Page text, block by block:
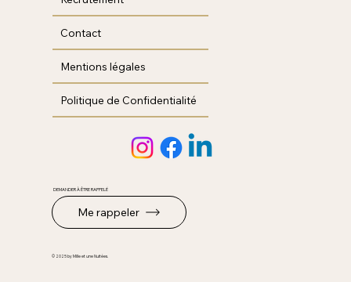
Contact
Mentions légales
Politique de Confidentialité
DEMANDER À ÊTRE RAPPELÉ
Me rappeler
© 2025 by Mille et une Nuitées.